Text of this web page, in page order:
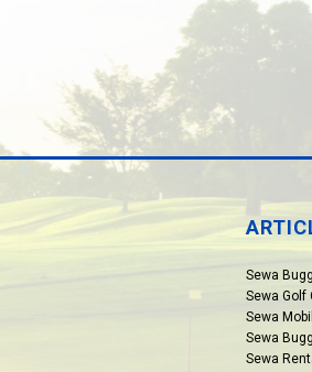
Sewa
Sewa Golf
Sewa
Sewa
Sewa